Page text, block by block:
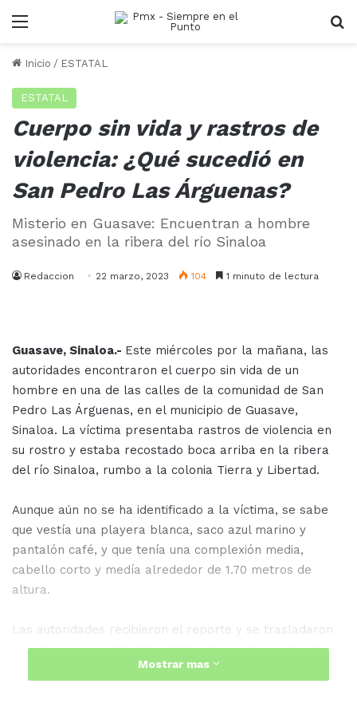
Menu
Inicio / ESTATAL
ESTATAL
Cuerpo sin vida y rastros de
violencia: ¿Qué sucedió en
San Pedro Las Árguenas?
Misterio en Guasave: Encuentran a hombre
asesinado en la ribera del río Sinaloa
Redaccion 22 marzo, 2023 104 1 minuto de lectura
Guasave, Sinaloa.- Este miércoles por la mañana, las
autoridades encontraron el cuerpo sin vida de un
hombre en una de las calles de la comunidad de San
Pedro Las Árguenas, en el municipio de Guasave,
Sinaloa. La víctima presentaba rastros de violencia en
su rostro y estaba recostado boca arriba en la ribera
del río Sinaloa, rumbo a la colonia Tierra y Libertad.
Aunque aún no se ha identificado a la víctima, se sabe
que vestía una playera blanca, saco azul marino y
pantalón café, y que tenía una complexión media,
cabello corto y medía alrededor de 1.70 metros de
altura.
Las autoridades recibieron el reporte y se trasladaron
al lugar para realizar las diligencias correspondientes.
Agentes investigadores se encargaron del
Mostrar mas